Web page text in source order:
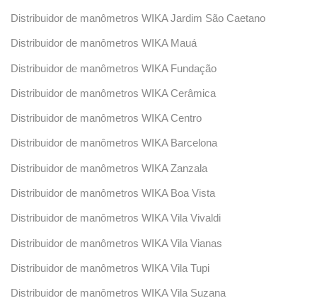
Distribuidor de manômetros WIKA Jardim São Caetano
Distribuidor de manômetros WIKA Mauá
Distribuidor de manômetros WIKA Fundação
Distribuidor de manômetros WIKA Cerâmica
Distribuidor de manômetros WIKA Centro
Distribuidor de manômetros WIKA Barcelona
Distribuidor de manômetros WIKA Zanzala
Distribuidor de manômetros WIKA Boa Vista
Distribuidor de manômetros WIKA Vila Vivaldi
Distribuidor de manômetros WIKA Vila Vianas
Distribuidor de manômetros WIKA Vila Tupi
Distribuidor de manômetros WIKA Vila Suzana